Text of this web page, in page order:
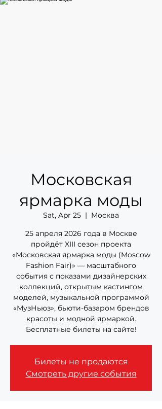
Московская
ярмарка моды
Sat, Apr 25
  |
Москва
25 апреля 2026 года в Москве
пройдёт XIII сезон проекта
«Московская ярмарка моды (Moscow
Fashion Fair)» — масштабного
события с показами дизайнерских
коллекций, открытым кастингом
моделей, музыкальной программой
«МузНьюз», бьюти-базаром брендов
красоты и модной ярмаркой.
Бесплатные билеты на сайте!
Билеты не продаются
Смотреть другие события